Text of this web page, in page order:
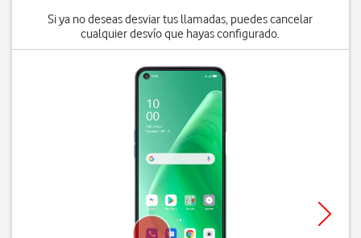
Si ya no deseas desviar tus llamadas, puedes cancelar
cualquier desvío que hayas configurado.